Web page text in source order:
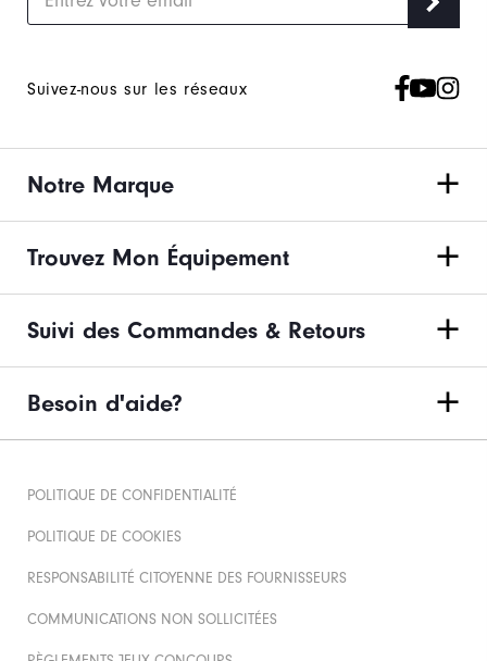
Suivez-nous sur les réseaux
Notre Marque
Trouvez Mon Équipement
Suivi des Commandes & Retours
Besoin d'aide?
POLITIQUE DE CONFIDENTIALITÉ
POLITIQUE DE COOKIES
RESPONSABILITÉ CITOYENNE DES FOURNISSEURS
COMMUNICATIONS NON SOLLICITÉES